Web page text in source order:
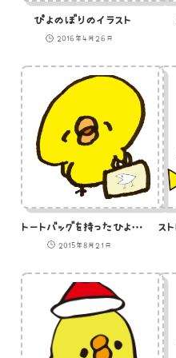
ぴよのぼりのイラスト
2016年4月26日
トートバッグを持ったひよこのイラスト
2015年8月21日